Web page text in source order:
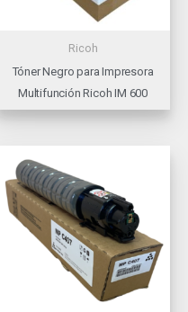
Ricoh
Tóner Negro para Impresora
Multifunción Ricoh IM 600